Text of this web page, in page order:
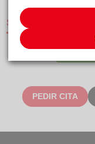
SERVICIOS
PEDIR CITA